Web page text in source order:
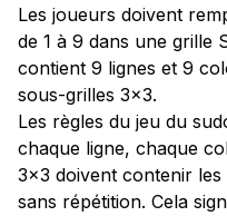
Les joueurs doivent
de 1 à 9 dans une grille
contient 9 lignes et 9
sous-grilles 3x3.
Les règles du jeu du
chaque ligne, chaque
3x3 doivent contenir
sans répétition. Cela